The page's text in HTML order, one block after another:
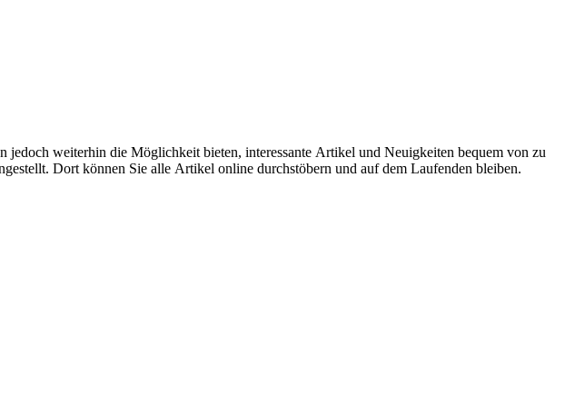
weiterhin die Möglichkeit bieten, interessante Artikel und Neuigkeiten bequem von zu
Dort können Sie alle Artikel online durchstöbern und auf dem Laufenden bleiben.